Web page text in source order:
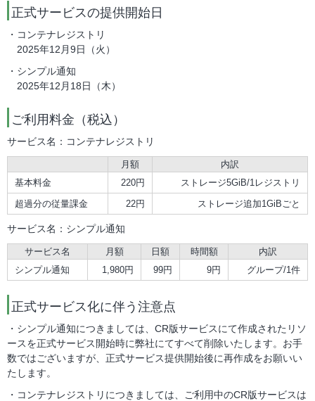
正式サービスの提供開始日
・コンテナレジストリ
2025年12月9日（火）
・シンプル通知
2025年12月18日（木）
ご利用料金（税込）
サービス名：コンテナレジストリ
月額
内訳
基本料金
220円
ストレージ5GiB/1レジストリ
超過分の従量課金
22円 ストレージ追加1GiBごと
サービス名：シンプル通知
サービス名 月額 日額 時間額
内訳
シンプル通知
1,980円 99円 9円 グループ/1件
正式サービス化に伴う注意点
・シンプル通知につきましては、CR版サービスにて作成されたリソ
ースを正式サービス開始時に弊社にてすべて削除いたします。お手
数ではございますが、正式サービス提供開始後に再作成をお願いい
たします。
・コンテナレジストリにつきましては、ご利用中のCR版サービスは